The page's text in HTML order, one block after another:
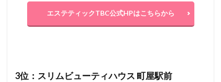
エステティックTBC公式HPはこちらから
3位：スリムビューティハウス 町屋駅前